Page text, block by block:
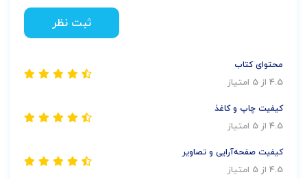
ثبت نظر
محتوای کتاب
4.5 از 5 امتیاز
کیفیت چاپ و کاغذ
4.5 از 5 امتیاز
کیفیت صفحه‌آرایی و تصاویر
4.5 از 5 امتیاز